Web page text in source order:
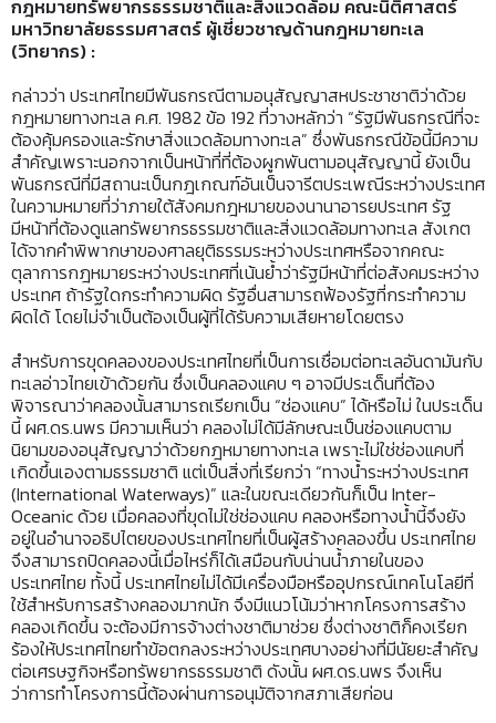
กฎหมายทรัพยากรธรรมชาติและสิ่งแวดล้อม คณะนิติศาสตร์
มหาวิทยาลัยธรรมศาสตร์ ผู้เชี่ยวชาญด้านกฎหมายทะเล
(วิทยากร) :
กล่าวว่า ประเทศไทยมีพันธกรณีตามอนุสัญญาสหประชาชาติว่าด้วย
กฎหมายทางทะเล ค.ศ. 1982 ข้อ 192 ที่วางหลักว่า “รัฐมีพันธกรณีที่จะ
ต้องคุ้มครองและรักษาสิ่งแวดล้อมทางทะเล” ซึ่งพันธกรณีข้อนี้มีความ
สำคัญเพราะนอกจากเป็นหน้าที่ที่ต้องผูกพันตามอนุสัญญานี้ ยังเป็น
พันธกรณีที่มีสถานะเป็นกฎเกณฑ์อันเป็นจารีตประเพณีระหว่างประเทศ
ในความหมายที่ว่าภายใต้สังคมกฎหมายของนานาอารยประเทศ รัฐ
มีหน้าที่ต้องดูแลทรัพยากรธรรมชาติและสิ่งแวดล้อมทางทะเล สังเกต
ได้จากคำพิพากษาของศาลยุติธรรมระหว่างประเทศหรือจากคณะ
ตุลาการกฎหมายระหว่างประเทศที่เน้นย้ำว่ารัฐมีหน้าที่ต่อสังคมระหว่าง
ประเทศ ถ้ารัฐใดกระทำความผิด รัฐอื่นสามารถฟ้องรัฐที่กระทำความ
ผิดได้ โดยไม่จำเป็นต้องเป็นผู้ที่ได้รับความเสียหายโดยตรง
สำหรับการขุดคลองของประเทศไทยที่เป็นการเชื่อมต่อทะเลอันดามันกับ
ทะเลอ่าวไทยเข้าด้วยกัน ซึ่งเป็นคลองแคบ ๆ อาจมีประเด็นที่ต้อง
พิจารณาว่าคลองนั้นสามารถเรียกเป็น “ช่องแคบ” ได้หรือไม่ ในประเด็น
นี้ ผศ.ดร.นพร มีความเห็นว่า คลองไม่ได้มีลักษณะเป็นช่องแคบตาม
นิยามของอนุสัญญาว่าด้วยกฎหมายทางทะเล เพราะไม่ใช่ช่องแคบที่
เกิดขึ้นเองตามธรรมชาติ แต่เป็นสิ่งที่เรียกว่า “ทางน้ำระหว่างประเทศ
(International Waterways)” และในขณะเดียวกันก็เป็น Inter-
Oceanic ด้วย เมื่อคลองที่ขุดไม่ใช่ช่องแคบ คลองหรือทางน้ำนี้จึงยัง
อยู่ในอำนาจอธิปไตยของประเทศไทยที่เป็นผู้สร้างคลองขึ้น ประเทศไทย
จึงสามารถปิดคลองนี้เมื่อไหร่ก็ได้เสมือนกับน่านน้ำภายในของ
ประเทศไทย ทั้งนี้ ประเทศไทยไม่ได้มีเครื่องมือหรืออุปกรณ์เทคโนโลยีที่
ใช้สำหรับการสร้างคลองมากนัก จึงมีแนวโน้มว่าหากโครงการสร้าง
คลองเกิดขึ้น จะต้องมีการจ้างต่างชาติมาช่วย ซึ่งต่างชาติก็คงเรียก
ร้องให้ประเทศไทยทำข้อตกลงระหว่างประเทศบางอย่างที่มีนัยยะสำคัญ
ต่อเศรษฐกิจหรือทรัพยากรธรรมชาติ ดังนั้น ผศ.ดร.นพร จึงเห็น
ว่าการทำโครงการนี้ต้องผ่านการอนุมัติจากสภาเสียก่อน